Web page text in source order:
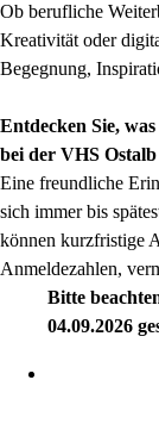
Ob berufliche
Kreativität oder
Begegnung,
Entdecken Sie,
bei der VHS
Eine freundliche
sich immer bis
können kurzfristige
Anmeldezahlen,
Bitte
04.09.2026